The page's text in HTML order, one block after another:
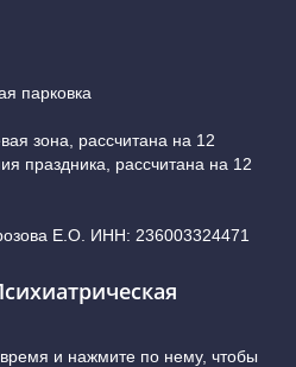
парковка
зона, рассчитана на 12
праздника, рассчитана на 12
Е.О. ИНН: 236003324471
и нажмите по нему, чтобы